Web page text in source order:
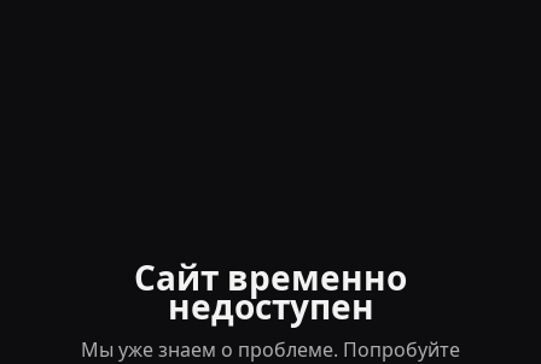
Сайт временно
недоступен
Мы уже знаем о проблеме. Попробуйте